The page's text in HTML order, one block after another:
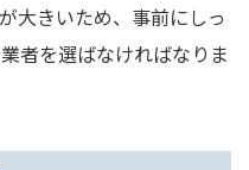
大きいため、事前にしっ
者を選ばなければなりま